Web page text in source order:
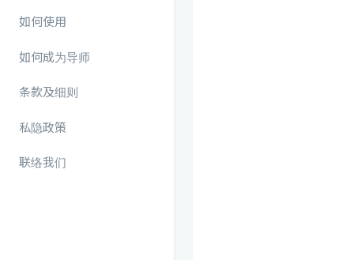
如何使用
如何成为导师
条款及细则
私隐政策
联络我们